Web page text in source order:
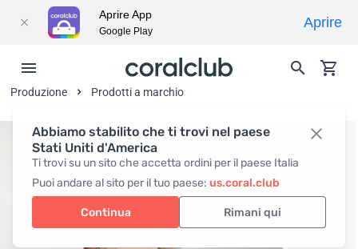
Abbiamo stabilito che ti trovi nel paese
Stati Uniti d'America
Ti trovi su un sito che accetta ordini per il paese Italia
Puoi andare al sito per il tuo paese: us.coral.club
Continua Rimani qui
Produzione Prodotti a marchio
Aprire App
Google Play
Aprire